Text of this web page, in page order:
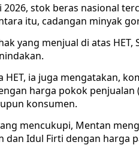
2026, stok beras nasional
itu, cadangan minyak
yang menjual di atas
HET, ia juga mengatakan,
harga pokok
konsumen.
mencukupi, Mentan
dan Idul Firti dengan harga